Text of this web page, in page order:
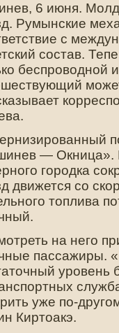
6 июня.
Румынские
с
состав.
беспроводной
— Окница».
городка
движется со
топлива
на него
пассажиры.
уровень
уже по-
Киртоакэ.